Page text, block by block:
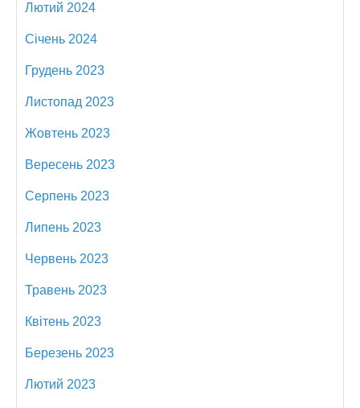
Лютий 2024
Січень 2024
Грудень 2023
Листопад 2023
Жовтень 2023
Вересень 2023
Серпень 2023
Липень 2023
Червень 2023
Травень 2023
Квітень 2023
Березень 2023
Лютий 2023